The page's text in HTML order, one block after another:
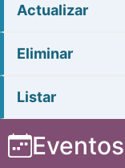
Actualizar
Eliminar
Listar
Eventos